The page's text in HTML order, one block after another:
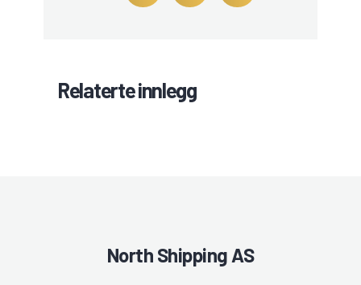
Relaterte innlegg
North Shipping AS